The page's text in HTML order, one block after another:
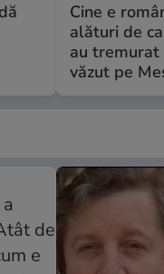
Cine e
alături de
au
văzut pe